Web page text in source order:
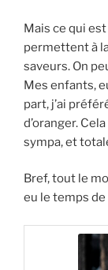
Mais ce qui
permettent à
saveurs. On
Mes enfants,
part, j’ai
d’oranger.
sympa, et
Bref, tout le
eu le temps